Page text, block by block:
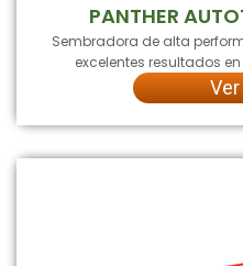
PANTHER
Sembradora de alta
excelentes resultados